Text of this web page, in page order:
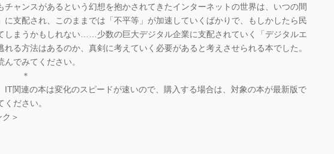
ャンスがあるという幻想を抱かされてきたインターネットの世界は、いつの間
に支配され、このままでは「不平等」が加速していくばかりで、もしかしたら民
しまうかもしれない……少数の巨大デジタル企業に支配されていく「デジタルエ
れる方法はあるのか、真剣に考えていく必要があると考えさせられる本でした。
でみてください。
関連の本は変化のスピードが速いので、購入する場合は、対象の本が最新版で
ださい。
＞